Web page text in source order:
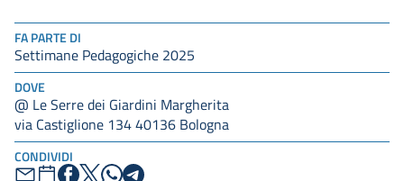
FA PARTE DI
Settimane Pedagogiche 2025
DOVE
@ Le Serre dei Giardini Margherita
via Castiglione 134 40136 Bologna
CONDIVIDI